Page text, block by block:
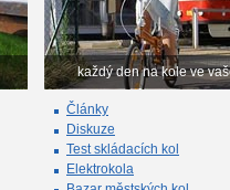
každý den na kole ve
Články
Diskuze
Test skládacích kol
Elektrokola